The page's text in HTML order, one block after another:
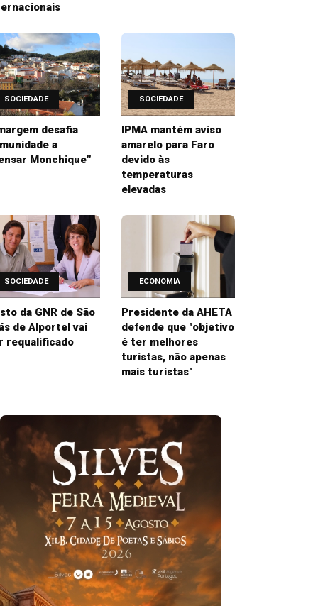
SOCIEDADE
desafia
a
Monchique”
SOCIEDADE
IPMA mantém aviso
amarelo para Faro
devido às
temperaturas
elevadas
SOCIEDADE
da GNR de São
de Alportel vai
requalificado
ECONOMIA
Presidente da AHETA
defende que "objetivo
é ter melhores
turistas, não apenas
mais turistas"